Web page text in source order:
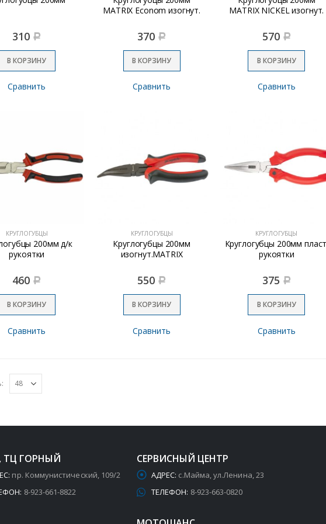
310 Р
В КОРЗИНУ
Сравнить
MATRIX Econom изогнут.
370 Р
В КОРЗИНУ
Сравнить
MATRIX NICKEL изогнут.
570 Р
В КОРЗИНУ
Сравнить
КРУГЛОГУБЦЫ
200мм д/к
рукоятки
460 Р
В КОРЗИНУ
Сравнить
КРУГЛОГУБЦЫ
Круглогубцы 200мм
изогнут.MATRIX
550 Р
В КОРЗИНУ
Сравнить
КРУГЛОГУБЦЫ
Круглогубцы 200мм
рукоятки
375 Р
В КОРЗИНУ
Сравнить
ТЦ ГОРНЫЙ
пр. Коммунистический, 109/2
8-923-661-8822
СЕРВИСНЫЙ ЦЕНТР
АДРЕС: с.Майма, ул.Ленина, 23
ТЕЛЕФОН: 8-923-663-0820